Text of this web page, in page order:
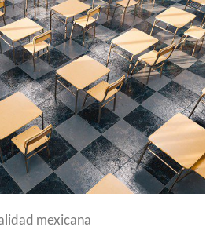
mexicana